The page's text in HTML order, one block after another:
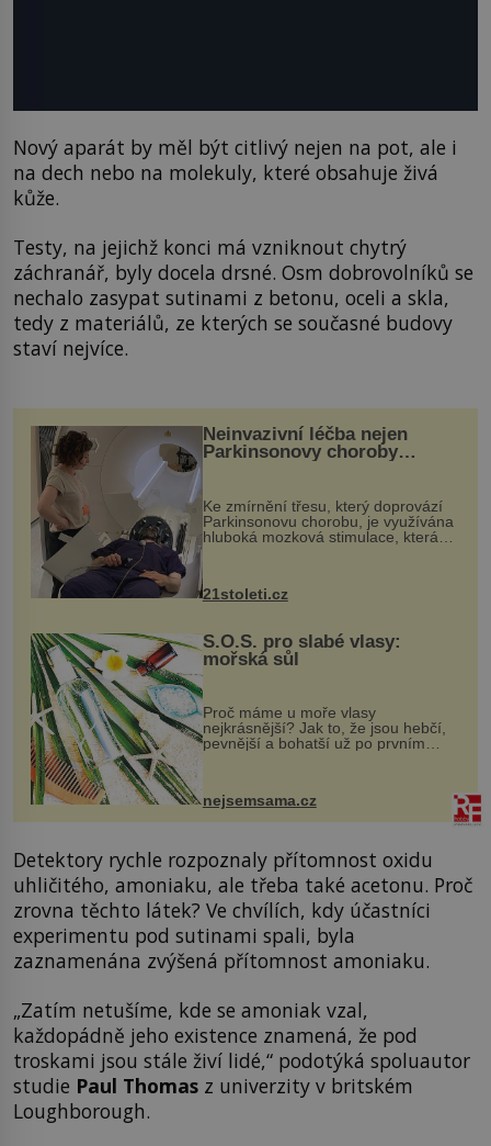
Nový aparát by měl být citlivý nejen na pot, ale i
na dech nebo na molekuly, které obsahuje živá
kůže.
Testy, na jejichž konci má vzniknout chytrý
záchranář, byly docela drsné. Osm dobrovolníků se
nechalo zasypat sutinami z betonu, oceli a skla,
tedy z materiálů, ze kterých se současné budovy
staví nejvíce.
Neinvazivní léčba nejen
Parkinsonovy choroby
Ke zmírnění třesu, který doprovází
Parkinsonovu chorobu, je využívána
hluboká mozková stimulace, která
však vyžaduje vysoce invazivní
k dostatečně přesnému zacílení ...
21stoleti.cz
S.O.S. pro slabé vlasy:
mořská sůl
Proč máme u moře vlasy
nejkrásnější? Jak to, že jsou hebčí,
pevnější a bohatší už po prvním
vlasy. ...
nejsemsama.cz
Detektory rychle rozpoznaly přítomnost oxidu
uhličitého, amoniaku, ale třeba také acetonu. Proč
zrovna těchto látek? Ve chvílích, kdy účastníci
experimentu pod sutinami spali, byla
zaznamenána zvýšená přítomnost amoniaku.
„Zatím netušíme, kde se amoniak vzal,
každopádně jeho existence znamená, že pod
troskami jsou stále živí lidé,“ podotýká spoluautor
studie Paul Thomas z univerzity v britském
Loughborough.